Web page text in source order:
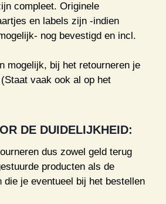
compleet. Originele
en labels zijn -indien
nog bevestigd en incl.
mogelijk, bij het retourneren je
vaak ook al op het
DE DUIDELIJKHEID:
dus zowel geld terug
producten als de
die je eventueel bij het bestellen